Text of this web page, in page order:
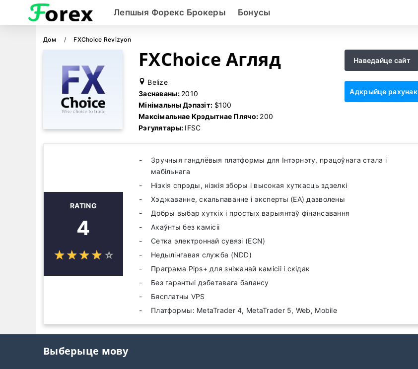
Лепшыя Форекс Брокеры Бонусы
Дом FXChoice Revizyon
FXChoice Агляд
Belize
Заснаваны: 2010
Мінімальны Дэпазіт: $100
Максімальнае Крэдытнае Плячо: 200
Рэгулятары: IFSC
Наведайце сайт
Адкрыйце рахунак
RATING
4
☆☆☆☆ ☆
★★★★ ★
Зручныя гандлёвыя платформы для Інтэрнэту, працоўнага стала і
мабільнага
Нізкія спрэды, нізкія зборы і высокая хуткасць здзелкі
Хэджаванне, скальпаванне і эксперты (EA) дазволены
Добры выбар хуткіх і простых варыянтаў фінансавання
Акаўнты без камісіі
Сетка электроннай сувязі (ECN)
Недылінгавая служба (NDD)
Праграма Pips+ для зніжанай камісіі і скідак
Без гарантыі дэбетавага балансу
Бясплатны VPS
Платформы: MetaTrader 4, MetaTrader 5, Web, Mobile
Выберыце мову